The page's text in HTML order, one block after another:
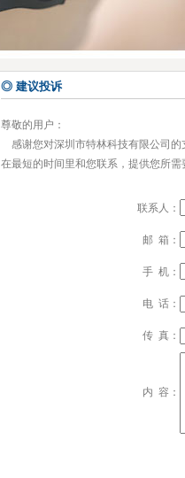
◎ 建议投诉
尊敬的用户：
感谢您对深圳市特林科技有限公司的
在最短的时间里和您联系，提供您所
联系人：
邮 箱：
手 机：
电 话：
传 真：
内 容：